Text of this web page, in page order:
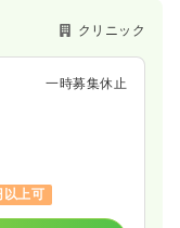
クリニック
一時募集休止
以上可